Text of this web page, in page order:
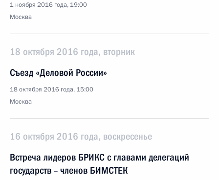
1 ноября 2016 года, 19:00
Москва
18 октября 2016 года, вторник
Съезд «Деловой России»
18 октября 2016 года, 15:00
Москва
16 октября 2016 года, воскресенье
Встреча лидеров БРИКС с главами делегаций
государств – членов БИМСТЕК